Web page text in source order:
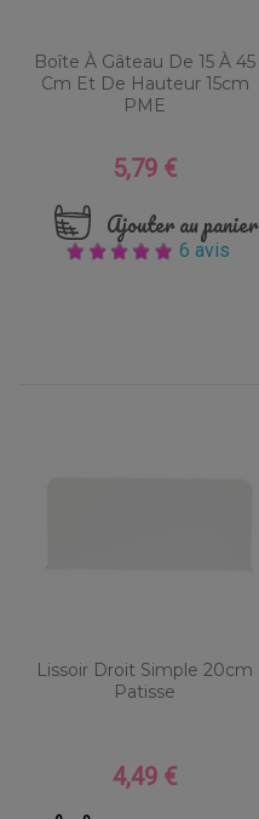
Boîte À Gâteau De 15 À 45
Cm Et De Hauteur 15cm
PME
Prix
5,79 €
Ajouter au panier
6 avis
Lissoir Droit Simple 20cm
Patisse
Prix
4,49 €